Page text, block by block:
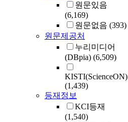
원문있음
(6,169)
원문없음 (393)
원문제공처
누리미디어
(DBpia) (6,509)
KISTI(ScienceON)
(1,439)
등재정보
KCI등재
(1,540)